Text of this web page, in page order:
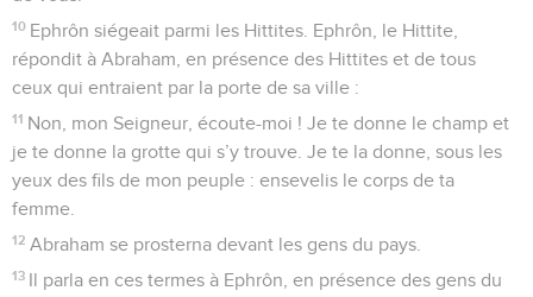
10 Ephrôn siégeait parmi les Hittites. Ephrôn, le Hittite,
répondit à Abraham, en présence des Hittites et de tous
ceux qui entraient par la porte de sa ville :
11 Non, mon Seigneur, écoute-moi ! Je te donne le champ et
je te donne la grotte qui s’y trouve. Je te la donne, sous les
yeux des fils de mon peuple : ensevelis le corps de ta
femme.
12 Abraham se prosterna devant les gens du pays.
13 Il parla en ces termes à Ephrôn, en présence des gens du